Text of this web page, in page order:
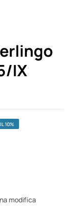
IX
10%
modifica